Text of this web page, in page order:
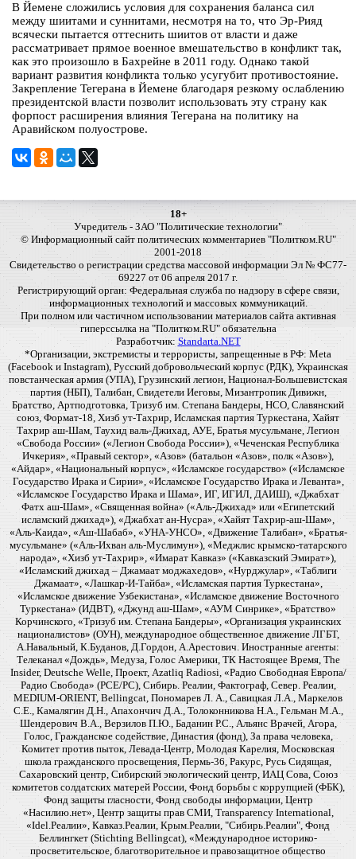
В Йемене сложились условия для сохранения баланса сил
между шиитами и суннитами, несмотря на то, что Эр-Рияд
всячески пытается оттеснить шиитов от власти и даже
рассматривает прямое военное вмешательство в конфликт так,
как это произошло в Бахрейне в 2011 году. Однако такой
вариант развития конфликта только усугубит противостояние.
Закрепление Тегерана в Йемене благодаря резкому ослаблению
президентской власти позволит использовать эту страну как
форпост расширения влияния Тегерана на политику на
Аравийском полуострове.
18+
Учредитель - ЗАО "Политические технологии"
© Информационный сайт политических комментариев "Политком.RU"
2001-2018
Свидетельство о регистрации средства массовой информации Эл № ФС77-
69227 от 06 апреля 2017 г.
Регистрирующий орган: Федеральная служба по надзору в сфере связи,
информационных технологий и массовых коммуникаций.
При полном или частичном использовании материалов сайта активная
гиперссылка на "Политком.RU" обязательна
Разработчик: Standarta.NET
*Организации, экстремисты и террористы, запрещенные в РФ: Meta
(Facebook и Instagram), Русский добровольческий корпус (РДК), Украинская
повстанческая армия (УПА), Грузинский легион, Национал-Большевистская
партия (НБП), Талибан, Свидетели Иеговы, Мизантропик Дивижн,
Братство, Артподготовка, Тризуб им. Степана Бандеры, НСО, Славянский
союз, Формат-18, Хизб ут-Тахрир, Исламская партия Туркестана, Хайят
Тахрир аш-Шам, Таухид валь-Джихад, АУЕ, Братья мусульмане, Легион
«Свобода России» («Легион Свобода России»), «Чеченская Республика
Ичкерия», «Правый сектор», «Азов» (батальон «Азов», полк «Азов»),
«Айдар», «Национальный корпус», «Исламское государство» («Исламское
Государство Ирака и Сирии», «Исламское Государство Ирака и Леванта»,
«Исламское Государство Ирака и Шама», ИГ, ИГИЛ, ДАИШ), «Джабхат
Фатх аш-Шам», «Священная война» («Аль-Джихад» или «Египетский
исламский джихад»), «Джабхат ан-Нусра», «Хайят Тахрир-аш-Шам»,
«Аль-Каида», «Аш-Шабаб», «УНА-УНСО», «Движение Талибан», «Братья-
мусульмане» («Аль-Ихван аль-Муслимун»), «Меджлис крымско-татарского
народа», «Хизб ут-Тахрир», «Имарат Кавказ» («Кавказский Эмират»),
«Исламский джихад – Джамаат моджахедов», «Нурджулар», «Таблиги
Джамаат», «Лашкар-И-Тайба», «Исламская партия Туркестана»,
«Исламское движение Узбекистана», «Исламское движение Восточного
Туркестана» (ИДВТ), «Джунд аш-Шам», «АУМ Синрике», «Братство»
Корчинского, «Тризуб им. Степана Бандеры», «Организация украинских
националистов» (ОУН), международное общественное движение ЛГБТ,
А.Навальный, К.Буданов, Д.Гордон, А.Арестович. Иностранные агенты:
Телеканал «Дождь», Медуза, Голос Америки, ТК Настоящее Время, The
Insider, Deutsche Welle, Проект, Azatliq Radiosi, «Радио Свободная Европа/
Радио Свобода» (PCE/PC), Сибирь. Реалии, Фактограф, Север. Реалии,
MEDIUM-ORIENT, Bellingcat, Пономарев Л. А., Савицкая Л.А., Маркелов
С.Е., Камалягин Д.Н., Апахончич Д.А., Толоконникова Н.А., Гельман М.А.,
Шендерович В.А., Верзилов П.Ю., Баданин Р.С., Альянс Врачей, Агора,
Голос, Гражданское содействие, Династия (фонд), За права человека,
Комитет против пыток, Левада-Центр, Молодая Карелия, Московская
школа гражданского просвещения, Пермь-36, Ракурс, Русь Сидящая,
Сахаровский центр, Сибирский экологический центр, ИАЦ Сова, Союз
комитетов солдатских матерей России, Фонд борьбы с коррупцией (ФБК),
Фонд защиты гласности, Фонд свободы информации, Центр
«Насилию.нет», Центр защиты прав СМИ, Transparency International,
«Idel.Реалии», Кавказ.Реалии, Крым.Реалии, "Сибирь.Реалии", Фонд
Беллингкет (Stichting Bellingcat), «Международное историко-
просветительское, благотворительное и правозащитное общество